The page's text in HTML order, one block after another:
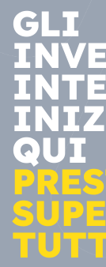
GLI
QUI